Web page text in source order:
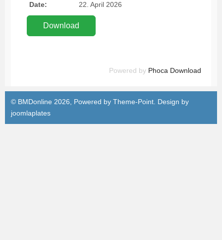
Date: 22. April 2026
Powered by Phoca Download
© BMDonline 2026, Powered by Theme-Point . Design by
joomlaplates